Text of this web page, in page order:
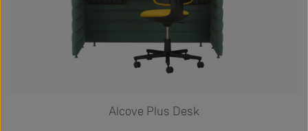
Alcove Plus Desk